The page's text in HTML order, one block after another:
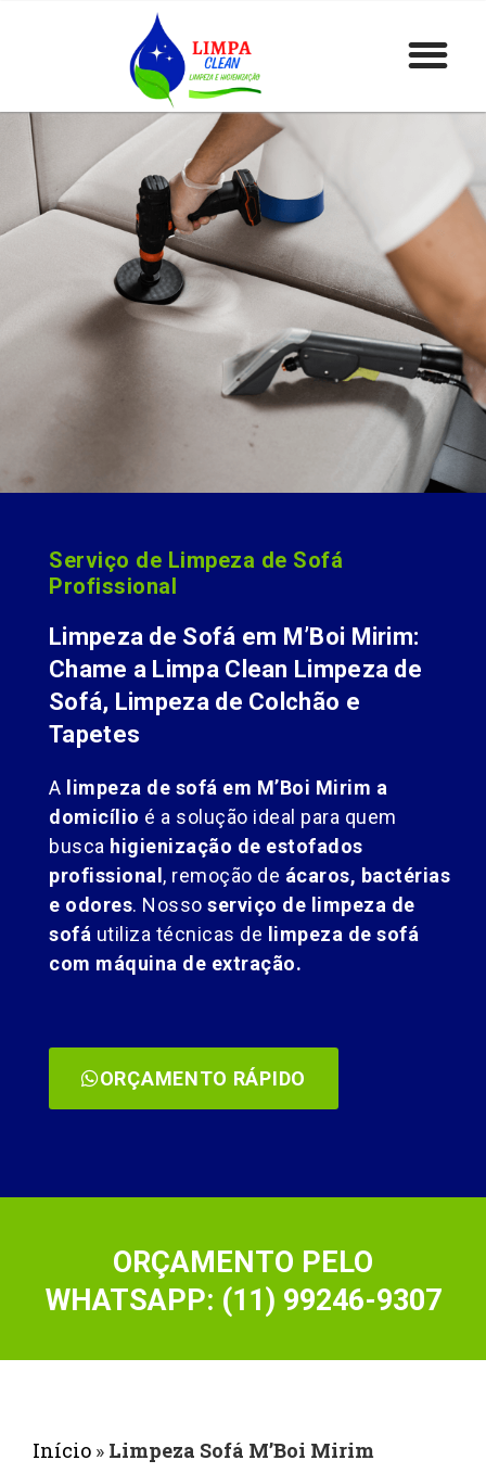
Serviço de Limpeza de Sofá
Profissional
Limpeza de Sofá em M’Boi Mirim:
Chame a Limpa Clean Limpeza de
Sofá, Limpeza de Colchão e
Tapetes
A limpeza de sofá em M’Boi Mirim a
domicílio é a solução ideal para quem
busca higienização de estofados
profissional, remoção de ácaros, bactérias
e odores. Nosso serviço de limpeza de
sofá utiliza técnicas de limpeza de sofá
com máquina de extração.
ORÇAMENTO RÁPIDO
ORÇAMENTO PELO
WHATSAPP: (11) 99246-9307
Início » Limpeza Sofá M’Boi Mirim